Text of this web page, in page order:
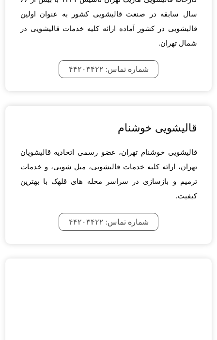
سال سابقه در صنعت قالیشویی کشور به عنوان اولین
قالیشویی در کشور آماده ارائه کلیه خدمات قالیشویی در
شمال تهران.
شماره تماس: ۴۴۲۰۳۴۲۲
قالیشویی خوشنام
قالیشویی خوشنام تهران، عضو رسمی اتحادیه قالیشویان
تهران، ارائه کلیه خدمات قالیشویی، مبل شویی، و خدمات
ترمیم و بازسازی در سراسر محله های قلهک با بهترین
کیفیت.
شماره تماس: ۴۴۲۰۳۴۲۲